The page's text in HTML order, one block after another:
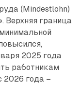
(Mindestlohn)
Верхняя граница
2025 года
работникам
2026 года –